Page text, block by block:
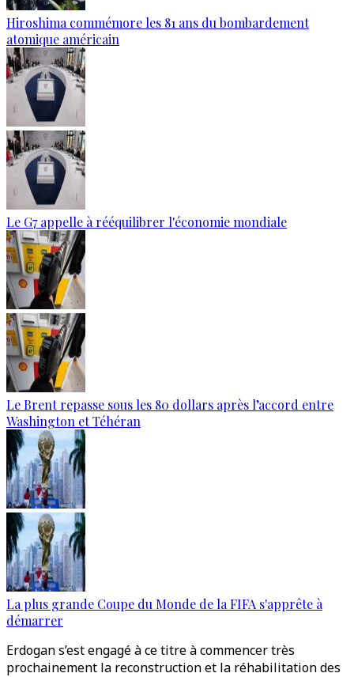
Hiroshima commémore les 81 ans du bombardement
atomique américain
Le G7 appelle à rééquilibrer l'économie mondiale
Le Brent repasse sous les 80 dollars après l’accord entre
Washington et Téhéran
La plus grande Coupe du Monde de la FIFA s'apprête à
démarrer
Erdogan s’est engagé à ce titre à commencer très
prochainement la reconstruction et la réhabilitation des